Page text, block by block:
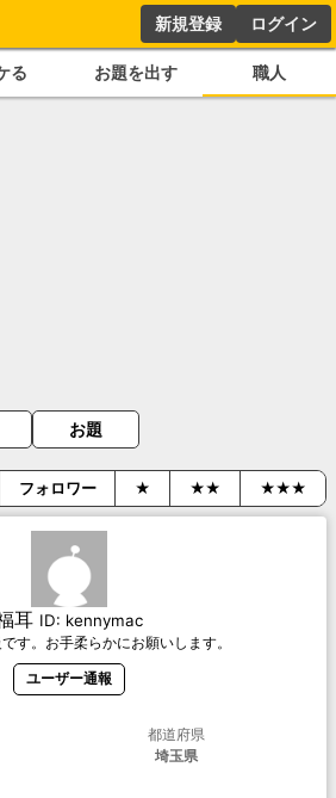
新規登録 ログイン
る お題を出す 職人
お題
フォロワー ★ ★★ ★★★
耳 ID: kennymac
す。お手柔らかにお願いします。
ユーザー通報
都道府県
埼玉県